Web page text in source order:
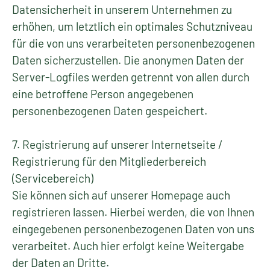
Datensicherheit in unserem Unternehmen zu
erhöhen, um letztlich ein optimales Schutzniveau
für die von uns verarbeiteten personenbezogenen
Daten sicherzustellen. Die anonymen Daten der
Server-Logfiles werden getrennt von allen durch
eine betroffene Person angegebenen
personenbezogenen Daten gespeichert.
7. Registrierung auf unserer Internetseite /
Registrierung für den Mitgliederbereich
(Servicebereich)
Sie können sich auf unserer Homepage auch
registrieren lassen. Hierbei werden, die von Ihnen
eingegebenen personenbezogenen Daten von uns
verarbeitet. Auch hier erfolgt keine Weitergabe
der Daten an Dritte.